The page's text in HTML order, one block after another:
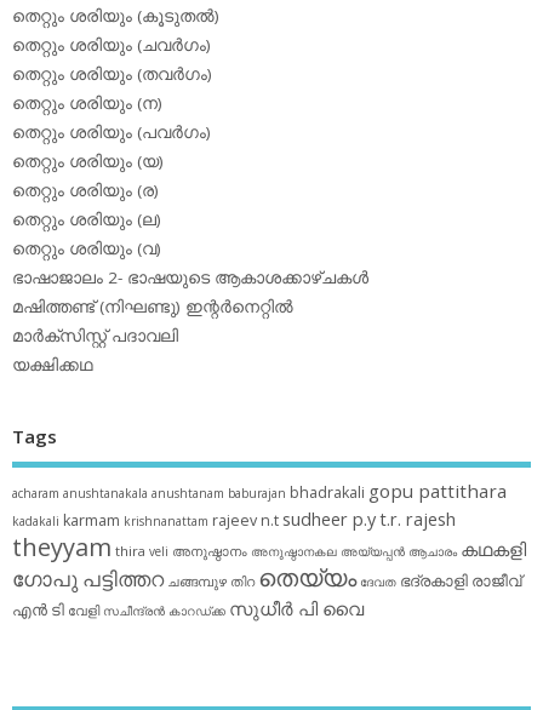
തെറ്റും ശരിയും (കൂടുതല്‍)
തെറ്റും ശരിയും (ചവര്‍ഗം)
തെറ്റും ശരിയും (തവര്‍ഗം)
തെറ്റും ശരിയും (ന)
തെറ്റും ശരിയും (പവര്‍ഗം)
തെറ്റും ശരിയും (യ)
തെറ്റും ശരിയും (ര)
തെറ്റും ശരിയും (ല)
തെറ്റും ശരിയും (വ)
ഭാഷാജാലം 2- ഭാഷയുടെ ആകാശക്കാഴ്ചകള്‍
മഷിത്തണ്ട് (നിഘണ്ടു) ഇന്റര്‍നെറ്റില്‍
മാര്‍ക്‌സിസ്റ്റ് പദാവലി
യക്ഷിക്കഥ
Tags
acharam anushtanakala anushtanam baburajan bhadrakali gopu pattithara
kadakali karmam krishnanattam rajeev n.t sudheer p.yt.r. rajesh
theyyam thira veli അനുഷ്ഠാനം അനുഷ്ഠാനകല അയ്യപ്പന്‍ ആചാരം കഥകളി
ഗോപു പട്ടിത്തറ ചങ്ങമ്പുഴ തിറ തെയ്യം ദേവത ഭദ്രകാളി രാജീവ്
എൻ ടി വേളി സചീന്ദ്രന്‍ കാറഡ്ക്ക സുധീര്‍ പി വൈ